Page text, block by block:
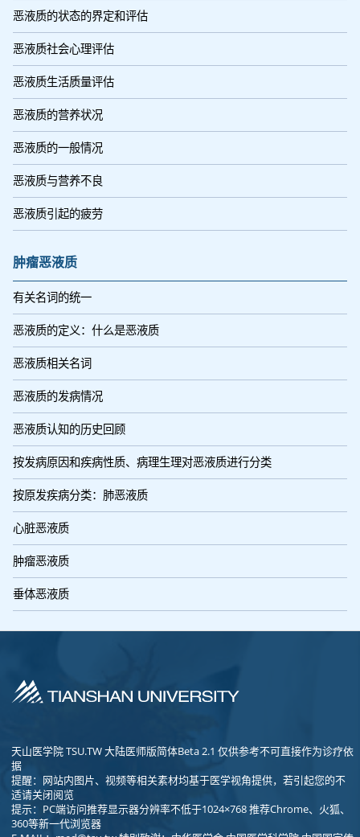
恶液质的状态的界定和评估
恶液质社会心理评估
恶液质生活质量评估
恶液质的营养状况
恶液质的一般情况
恶液质与营养不良
恶液质引起的疲劳
肿瘤恶液质
有关名词的统一
恶液质的定义：什么是恶液质
恶液质相关名词
恶液质的发病情况
恶液质认知的历史回顾
按发病原因和疾病性质、病理生理对恶液质进行分类
按原发疾病分类：肺恶液质
心脏恶液质
肿瘤恶液质
垂体恶液质
天山医学院 TSU.TW 大陆医师版简体Beta 2.1 仅供参考不可直接作为诊疗依
据
提醒：网站内图片、视频等相关素材均基于医学视角提供，若引起您的不
适请关闭阅览
提示：PC端访问推荐显示器分辨率不低于1024×768 推荐Chrome、火狐、
360等新一代浏览器